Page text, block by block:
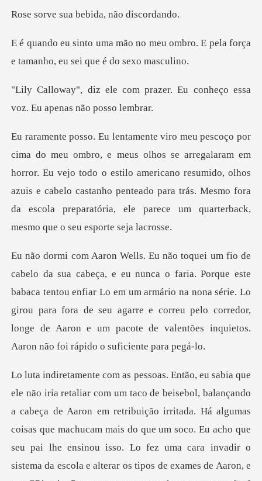
a bebida, não
eu ombro. E pela força
e tamanho
prazer. Eu conheço essa
voz
em
horror. Eu vejo todo o estilo americano resumido, olhos
azuis e cabelo castanho penteado para trá
te
babaca tentou enfiar Lo em um armário na nona série. Lo
girou para fora de seu agarre e correu pelo co
lhe ensinou isso. Lo fez uma cara invadir o
sistema da escola e alterar os tipos de exames de Aaron, e